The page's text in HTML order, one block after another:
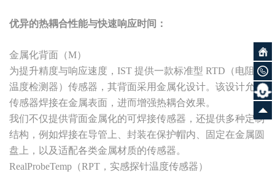
优异的热耦合性能与快速响应时间：
金属化背面（M）
为提升精度与响应速度，IST 提供一款标准型 RTD（电阻式
温度检测器）传感器，其背面采用金属化设计。该设计允许
传感器焊接在金属表面，进而增强热耦合效果。
我们不仅提供背面金属化的可焊接传感器，还提供多种定制
结构，例如焊接在导管上、封装在保护帽内、固定在金属圆
盘上，以及适配各类金属材质的传感器。
RealProbeTemp（RPT，实感探针温度传感器）